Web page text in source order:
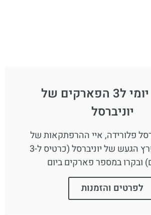
כרטיס יומי ל3 הפארקים של
יוניברסל
פלורידה, איי ההרפתקאות של
יוניברסל ומפרץ הגעש של יוניברסל (כרטיס ל-3
ובקרו במספר פארקים ביום
לפרטים והזמנות